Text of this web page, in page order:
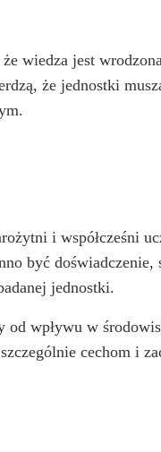
wiedza jest
że jednostki
i współcześni
być
jednostki.
wpływu w
cechom i